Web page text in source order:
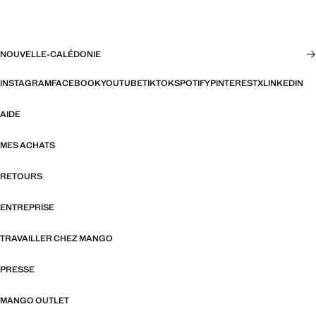
NOUVELLE-CALÉDONIE
INSTAGRAMFACEBOOKYOUTUBETIKTOKSPOTIFYPINTERESTXLINKEDIN
AIDE
MES ACHATS
RETOURS
ENTREPRISE
TRAVAILLER CHEZ MANGO
PRESSE
MANGO OUTLET